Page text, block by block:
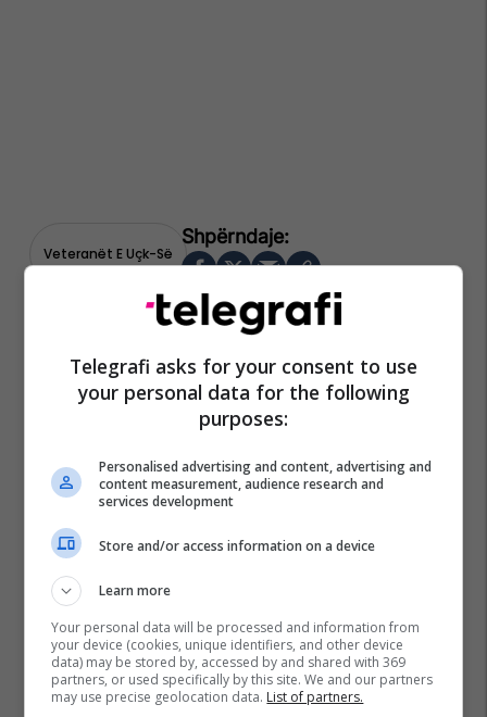
Veteranët E Uçk-Së
Telegrafi asks for your consent to use
your personal data for the following
purposes:
Personalised advertising and content, advertising and
content measurement, audience research and
services development
Store and/or access information on a device
Learn more
Your personal data will be processed and information from
your device (cookies, unique identifiers, and other device
data) may be stored by, accessed by and shared with 369
partners, or used specifically by this site. We and our partners
may use precise geolocation data. List of partners.